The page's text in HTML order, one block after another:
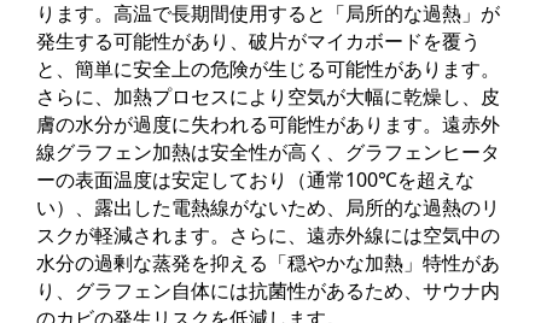
ります。高温で長期間使用すると「局所的な過熱」が
発生する可能性があり、破片がマイカボードを覆う
と、簡単に安全上の危険が生じる可能性があります。
さらに、加熱プロセスにより空気が大幅に乾燥し、皮
膚の水分が過度に失われる可能性があります。遠赤外
線グラフェン加熱は安全性が高く、グラフェンヒータ
ーの表面温度は安定しており（通常100℃を超えな
い）、露出した電熱線がないため、局所的な過熱のリ
スクが軽減されます。さらに、遠赤外線には空気中の
水分の過剰な蒸発を抑える「穏やかな加熱」特性があ
り、グラフェン自体には抗菌性があるため、サウナ内